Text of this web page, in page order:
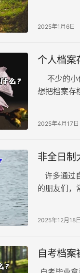
2025年1月6日
个人档案
不少的小
想把档案存
2025年4月17日
非全日制
许多通过
的朋友们，
2025年12月18日
自考档案